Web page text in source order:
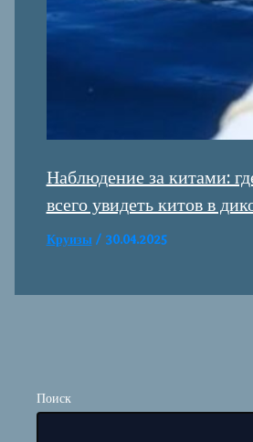
Поиск
Наблюдение за китами:
всего увидеть китов в
Круизы/ 30.04.2025